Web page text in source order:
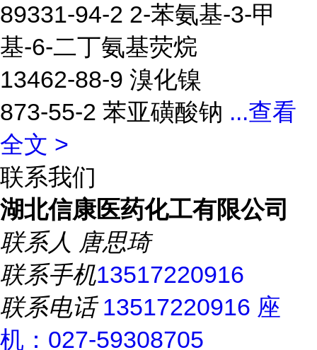
89331-94-2 2-苯氨基-3-甲
基-6-二丁氨基荧烷
13462-88-9 溴化镍
873-55-2 苯亚磺酸钠 ...查看
全文 >
联系我们
湖北信康医药化工有限公司
联系人 唐思琦
联系手机13517220916
联系电话13517220916 座
机：027-59308705